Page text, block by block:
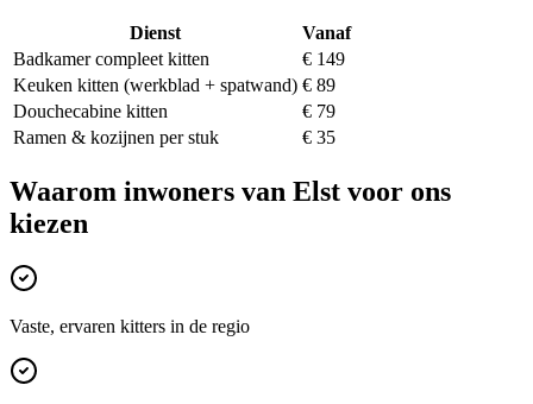
Dienst
Vanaf
Badkamer compleet kitten
€ 149
Keuken kitten (werkblad + spatwand) € 89
Douchecabine kitten
€ 79
Ramen & kozijnen per stuk
€ 35
Waarom inwoners van Elst voor ons
kiezen
Vaste, ervaren kitters in de regio